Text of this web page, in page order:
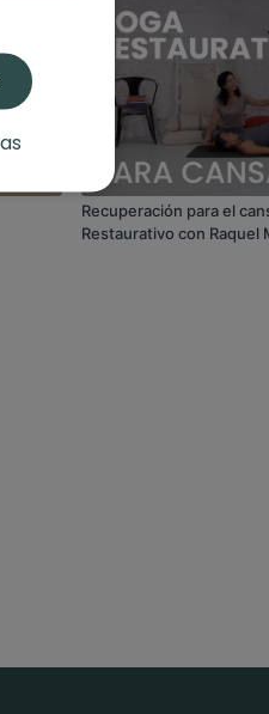
Recuperación para el
Restaurativo con Raquel